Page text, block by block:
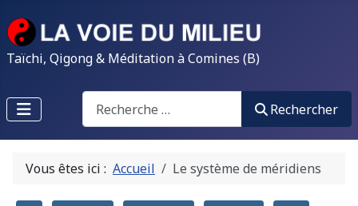
Taïchi, Qigong & Méditation à Comines (B)
Search
Rechercher
Vous êtes ici : Accueil Le système de méridiens